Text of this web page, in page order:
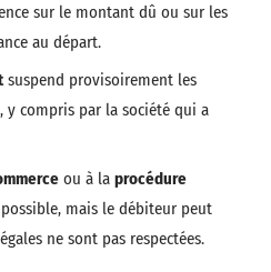
sur le montant dû ou sur les
au départ.
suspend provisoirement les
y compris par la société qui a
ou à la procédure
mais le débiteur peut
ne sont pas respectées.